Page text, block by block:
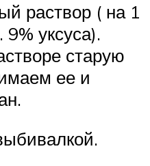
раствор ( на 1
уксуса).
старую
ее и